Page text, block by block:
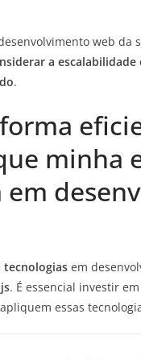
web da
a
.
minha
em
tecnologias em
. É essencial investir
essas